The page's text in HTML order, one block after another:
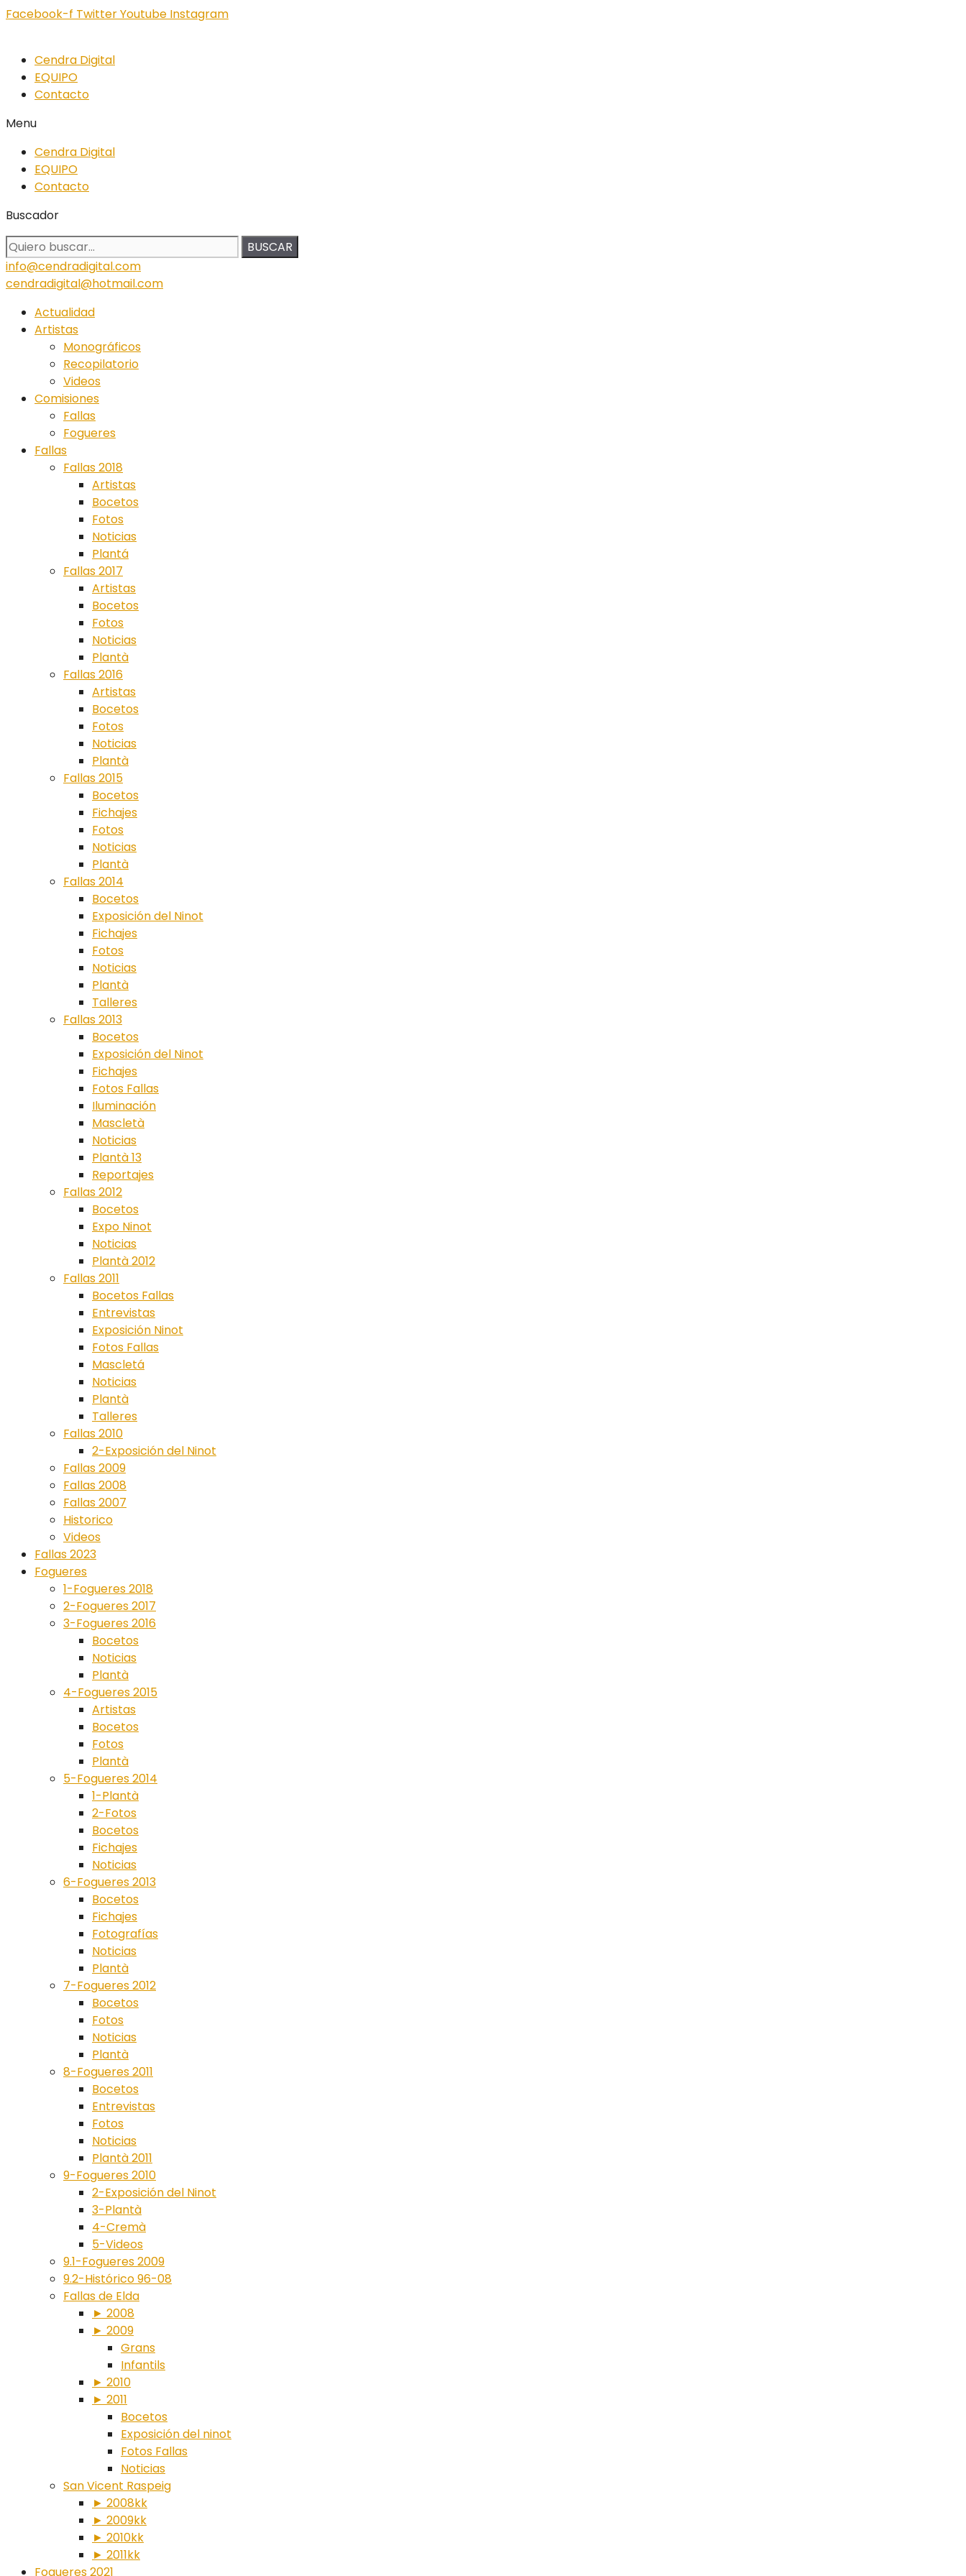
Facebook-f TwitterYoutube Instagram
Cendra Digital
EQUIPO
Contacto
Menu
Cendra Digital
EQUIPO
Contacto
Buscador
BUSCAR
info@cendradigital.com
cendradigital@hotmail.com
Actualidad
Artistas
Monográficos
Recopilatorio
Videos
Comisiones
Fallas
Fogueres
Fallas
Fallas 2018
Artistas
Bocetos
Fotos
Noticias
Plantá
Fallas 2017
Artistas
Bocetos
Fotos
Noticias
Plantà
Fallas 2016
Artistas
Bocetos
Fotos
Noticias
Plantà
Fallas 2015
Bocetos
Fichajes
Fotos
Noticias
Plantà
Fallas 2014
Bocetos
Exposición del Ninot
Fichajes
Fotos
Noticias
Plantà
Talleres
Fallas 2013
Bocetos
Exposición del Ninot
Fichajes
Fotos Fallas
Iluminación
Mascletà
Noticias
Plantà 13
Reportajes
Fallas 2012
Bocetos
Expo Ninot
Noticias
Plantà 2012
Fallas 2011
Bocetos Fallas
Entrevistas
Exposición Ninot
Fotos Fallas
Mascletá
Noticias
Plantà
Talleres
Fallas 2010
2-Exposición del Ninot
Fallas 2009
Fallas 2008
Fallas 2007
Historico
Videos
Fallas 2023
Fogueres
1-Fogueres 2018
2-Fogueres 2017
3-Fogueres 2016
Bocetos
Noticias
Plantà
4-Fogueres 2015
Artistas
Bocetos
Fotos
Plantà
5-Fogueres 2014
1-Plantà
2-Fotos
Bocetos
Fichajes
Noticias
6-Fogueres 2013
Bocetos
Fichajes
Fotografías
Noticias
Plantà
7-Fogueres 2012
Bocetos
Fotos
Noticias
Plantà
8-Fogueres 2011
Bocetos
Entrevistas
Fotos
Noticias
Plantà 2011
9-Fogueres 2010
2-Exposición del Ninot
3-Plantà
4-Cremà
5-Videos
9.1-Fogueres 2009
9.2-Histórico 96-08
Fallas de Elda
► 2008
► 2009
Grans
Infantils
► 2010
► 2011
Bocetos
Exposición del ninot
Fotos Fallas
Noticias
San Vicent Raspeig
► 2008kk
► 2009kk
► 2010kk
► 2011kk
Fogueres 2021